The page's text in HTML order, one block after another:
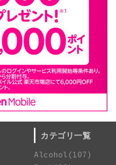
カテゴリ一覧
Alcohol(107)